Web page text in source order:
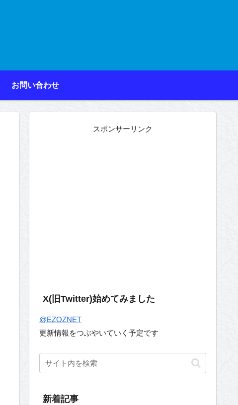
お問い合わせ
スポンサーリンク
X(旧Twitter)始めてみました
@EZOZNET
更新情報をつぶやいていく予定です
新着記事